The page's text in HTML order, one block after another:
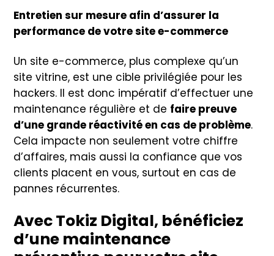
Entretien sur mesure afin d’assurer la
performance de votre site e-commerce
Un site e-commerce, plus complexe qu’un
site vitrine, est une cible privilégiée pour les
hackers. Il est donc impératif d’effectuer une
maintenance régulière et de faire preuve
d’une grande réactivité en cas de problème.
Cela impacte non seulement votre chiffre
d’affaires, mais aussi la confiance que vos
clients placent en vous, surtout en cas de
pannes récurrentes.
Avec Tokiz Digital, bénéficiez
d’une maintenance